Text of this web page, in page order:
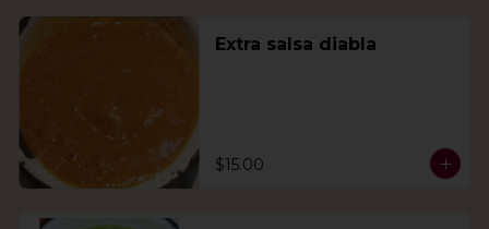
Extra salsa diabla
$15.00